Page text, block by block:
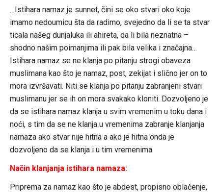
…Istihara namaz je sunnet, čini se oko stvari oko koje
imamo nedoumicu šta da radimo, svejedno da li se ta stvar
ticala našeg dunjaluka ili ahireta, da li bila neznatna –
shodno našim poimanjima ili pak bila velika i značajna…
Istihara namaz se ne klanja po pitanju strogi obaveza
muslimana kao što je namaz, post, zekijat i slično jer on to
mora izvršavati. Niti se klanja po pitanju zabranjeni stvari
muslimanu jer se ih on mora svakako kloniti. Dozvoljeno je
da se istihara namaz klanja u svim vremenim u toku dana i
noći, s tim da se ne klanja u vremenima zabranje klanjanja
namaza ako stvar nije hitna a ako je hitna onda je
dozvoljeno da se klanja i u tim vremenima.
Način klanjanja istihara namaza:
Priprema za namaz kao što je abdest, propisno oblačenje,